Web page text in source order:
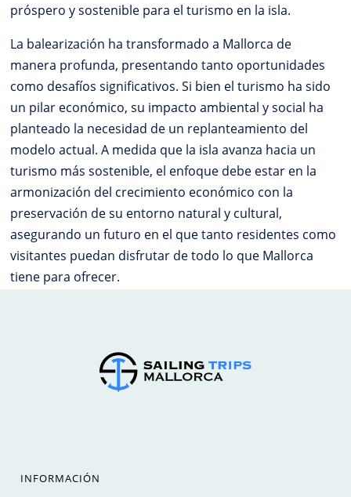
próspero y sostenible para el turismo en la isla.
La balearización ha transformado a Mallorca de
manera profunda, presentando tanto oportunidades
como desafíos significativos. Si bien el turismo ha sido
un pilar económico, su impacto ambiental y social ha
planteado la necesidad de un replanteamiento del
modelo actual. A medida que la isla avanza hacia un
turismo más sostenible, el enfoque debe estar en la
armonización del crecimiento económico con la
preservación de su entorno natural y cultural,
asegurando un futuro en el que tanto residentes como
visitantes puedan disfrutar de todo lo que Mallorca
tiene para ofrecer.
INFORMACIÓN